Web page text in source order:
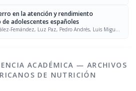
en la atención y rendimiento
adolescentes españoles
Femández, Luz Paz, Pedro Andrés, Luis Miguel
ACADÉMICA — ARCHIVOS
DE NUTRICIÓN